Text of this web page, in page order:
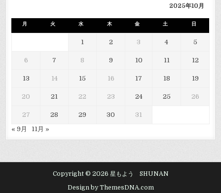
2025年10月
月 火 水 木 金 土 日
1 2 3 4 5
6 7 8 9 10 11 12
13 14 15 16 17 18 19
20 21 22 23 24 25 26
27 28 29 30
31
« 9月
11月 »
Copyright © 2026 星もよう SHUNAN
Design by ThemesDNA.com